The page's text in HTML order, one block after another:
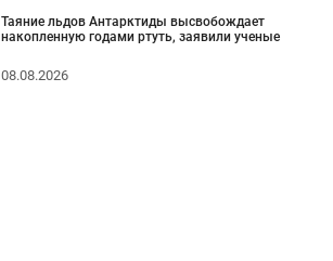
Таяние льдов Антарктиды высвобождает
накопленную годами ртуть, заявили ученые
08.08.2026